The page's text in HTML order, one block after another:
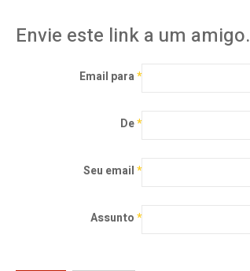
Envie este link a um amigo.
Email para*
De*
Seu email*
Assunto*